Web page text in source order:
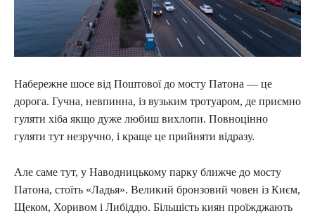
Набережне шосе від Поштової до мосту Патона — це
дорога. Гучна, невпинна, із вузьким тротуаром, де приємно
гуляти хіба якщо дуже любиш вихлопи. Повноцінно
гуляти тут незручно, і краще це прийняти відразу.
Але саме тут, у Наводницькому парку ближче до мосту
Патона, стоїть «Ладья». Великий бронзовий човен із Києм,
Щеком, Хоривом і Либіддю. Більшість киян проїжджають